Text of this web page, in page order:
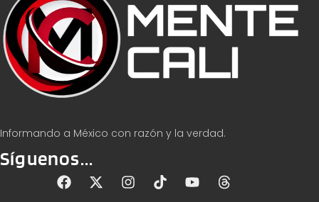
Informando a México con razón y la verdad.
Síguenos...